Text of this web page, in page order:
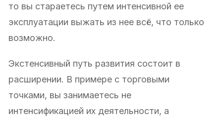
то вы стараетесь путем интенсивной ее
эксплуатации выжать из нее всё, что только
возможно.
Экстенсивный путь развития состоит в
расширении. В примере с торговыми
точками, вы занимаетесь не
интенсификацией их деятельности, а